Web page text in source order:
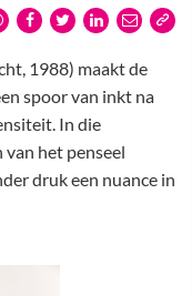
1988) maakt de
spoor van inkt na
In die
van het penseel
druk een nuance in